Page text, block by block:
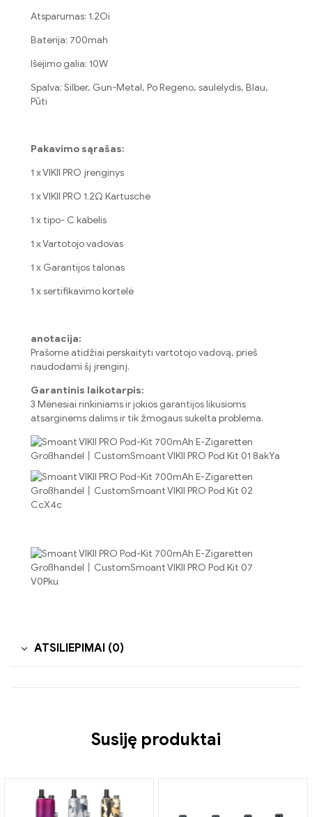
Atsparumas: 1.2Oi
Baterija: 700mah
Išėjimo galia: 10W
Spalva: Silber, Gun-Metal, Po Regeno, saulėlydis, Blau,
Pūti
Pakavimo sąrašas:
1 x VIKII PRO įrenginys
1 x VIKII PRO 1.2Ω Kartusche
1 x tipo- C kabelis
1 x Vartotojo vadovas
1 x Garantijos talonas
1 x sertifikavimo kortelė
anotacija:
Prašome atidžiai perskaityti vartotojo vadovą, prieš
naudodami šį įrenginį.
Garantinis laikotarpis:
3 Mėnesiai rinkiniams ir jokios garantijos likusioms
atsarginėms dalims ir tik žmogaus sukelta problema.